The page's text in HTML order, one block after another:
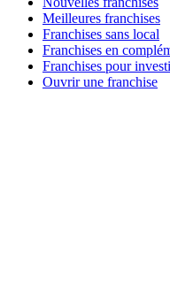
Meilleures franchises
Franchises sans local
Franchises en
Franchises pour
Ouvrir une franchise